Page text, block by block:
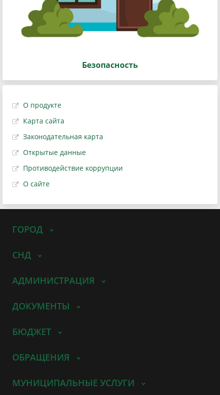
Безопасность
О продукте
Карта сайта
Законодательная карта
Открытые данные
Противодействие коррупции
О сайте
ГОРОД
СНД
АДМИНИСТРАЦИЯ
ДОКУМЕНТЫ
БЮДЖЕТ
ОБРАЩЕНИЯ
МУНИЦИПАЛЬНЫЕ УСЛУГИ